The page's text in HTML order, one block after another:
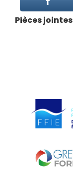
Pièces jointes